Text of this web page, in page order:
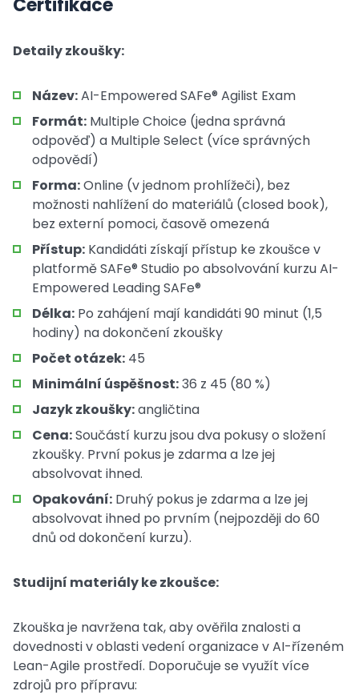
Certifikace
Detaily zkoušky:
Název:AI-Empowered SAFe® Agilist Exam
Formát: Multiple Choice (jedna správná
odpověď) a Multiple Select (více správných
odpovědí)
Forma:Online (v jednom prohlížeči), bez
možnosti nahlížení do materiálů (closed book),
bez externí pomoci, časově omezená
Přístup: Kandidáti získají přístup ke zkoušce v
platformě SAFe® Studio po absolvování kurzu AI-
Empowered Leading SAFe®
Délka: Po zahájení mají kandidáti 90 minut (1,5
hodiny) na dokončení zkoušky
Počet otázek: 45
Minimální úspěšnost:36 z 45 (80 %)
Jazyk zkoušky:angličtina
Cena:Součástí kurzu jsou dva pokusy o složení
zkoušky. První pokus je zdarma a lze jej
absolvovat ihned.
Opakování: Druhý pokus je zdarma a lze jej
absolvovat ihned po prvním (nejpozději do 60
dnů od dokončení kurzu).
Studijní materiály ke zkoušce:
Zkouška je navržena tak, aby ověřila znalosti a
dovednosti v oblasti vedení organizace v AI-řízeném
Lean-Agile prostředí. Doporučuje se využít více
zdrojů pro přípravu: